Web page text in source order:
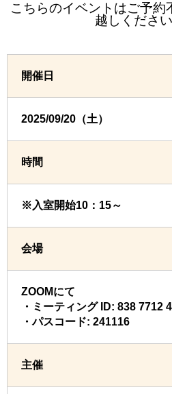
こちらのイベントはご予約
越しください
開催日
2025/09/20（土）
時間
※入室開始10：15～
会場
ZOOMにて
・ミーティング ID: 838 7712
・パスコード: 241116
主催